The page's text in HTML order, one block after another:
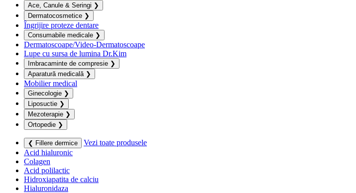
Ace, Canule & Seringi ❯
Dermatocosmetice ❯
Îngrijire proteze dentare
Consumabile medicale ❯
Dermatoscoape/Video-Dermatoscoape
Lupe cu sursa de lumina Dr.Kim
Imbracaminte de compresie ❯
Aparatură medicală ❯
Mobilier medical
Ginecologie ❯
Liposuctie ❯
Mezoterapie ❯
Ortopedie ❯
❮ Fillere dermice
Vezi toate produsele
Acid hialuronic
Colagen
Acid polilactic
Hidroxiapatita de calciu
Hialuronidaza